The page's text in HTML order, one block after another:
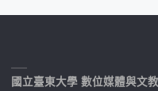
國立臺東大學 數位媒體與文